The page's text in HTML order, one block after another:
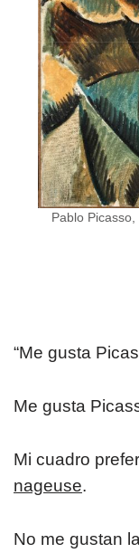
Pablo Picasso,
“Me gusta
Me gusta
Mi cuadro
nageuse.
No me gustan